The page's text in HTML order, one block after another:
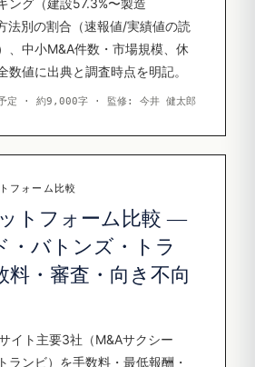
法別の割合（速報値/実績値の読
、中小M&A件数・市場規模、休
数値に出典と調査時点を明記。
定 · 約9,000字 · 監修: 今井 健太郎
フォーム比較
トフォーム比較 —
・バトンズ・トラ
料・審査・向き不向
イト主要3社（M&Aサクシー
ランビ）を手数料・最低報酬・